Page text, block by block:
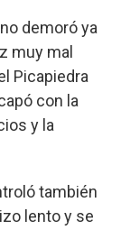
demoró ya
muy mal
Picapiedra
con la
y la
también
lento y se